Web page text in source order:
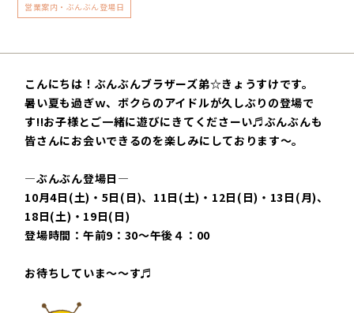
営業案内・ぶんぶん登場日
こんにちは！ぶんぶんブラザーズ弟☆きょうすけです。
暑い夏も過ぎｗ、ボクらのアイドルが久しぶりの登場で
す!!お子様とご一緒に遊びにきてくださーい♬ぶんぶんも
皆さんにお会いできるのを楽しみにしております～。
―ぶんぶん登場日―
10月4日 (土) ・ 5日 ( 日)、 11日 (土) ・ 12日 ( 日) ・ 13 日 (月)、
18日(土) ・ 19日( 日)
登場時間：午前9 ： 30～午後４： 00
お待ちしていま～～す♬